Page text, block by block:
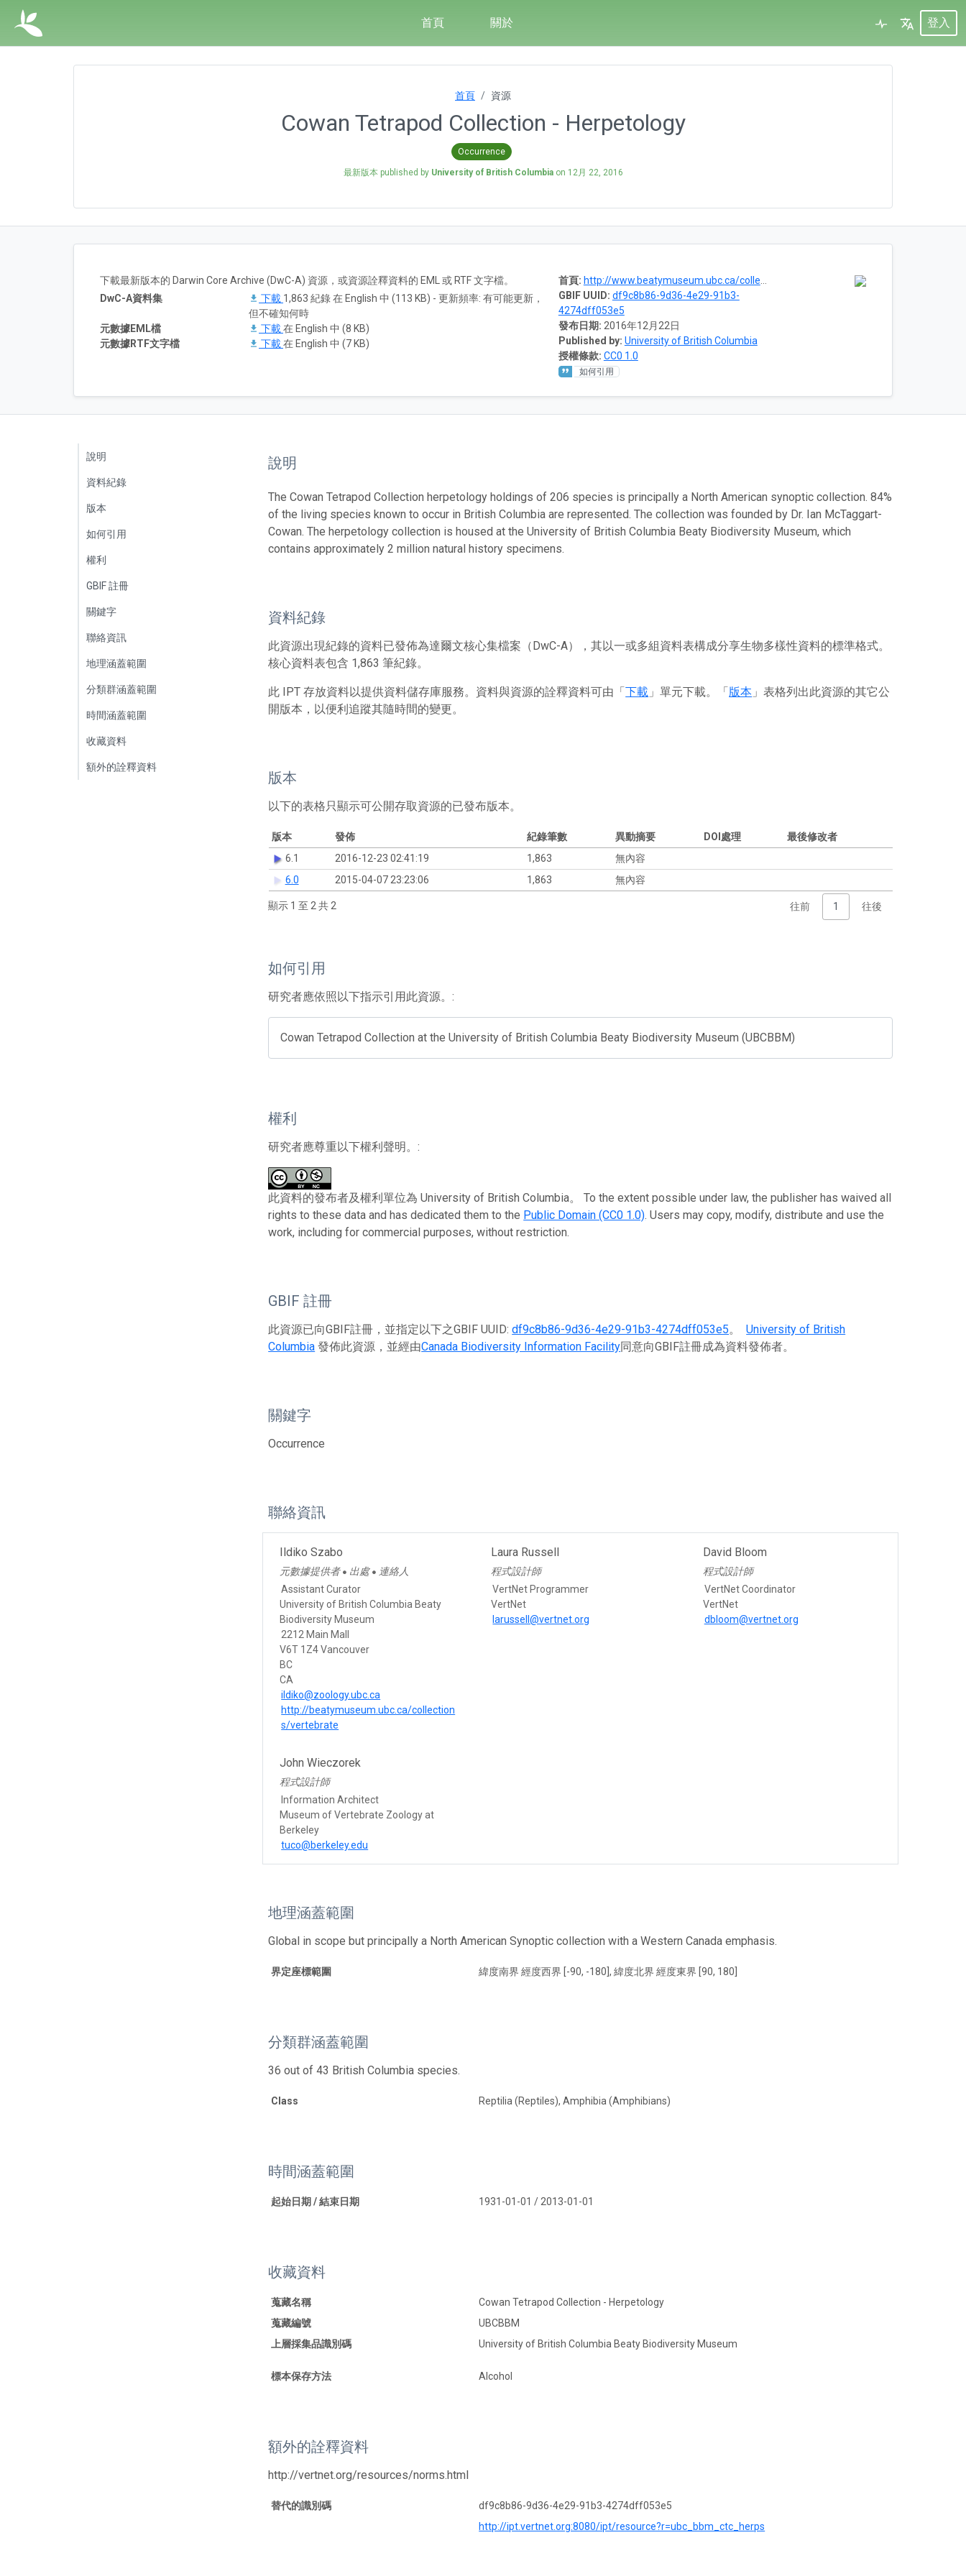
首頁 關於 登入
首頁 資源
Cowan Tetrapod Collection - Herpetology
Occurrence
最新版本 published by University of British Columbiaon 12月 22, 2016
首頁: http://www.beatymuseum.ubc.ca/collections/vertebrate
GBIF UUID: df9c8b86-9d36-4e29-91b3-
4274dff053e5
發布日期: 2016年12月22日
Published by: University of British Columbia
授權條款: CC0 1.0
如何引用
下載最新版本的 Darwin Core Archive (DwC-A) 資源，或資源詮釋資料的 EML 或 RTF 文字檔。
DwC-A資料集
下載 1,863 紀錄 在 English 中 (113 KB) - 更新頻率: 有可能更新，
但不確知何時
元數據EML檔
下載在 English 中 (8 KB)
元數據RTF文字檔
下載在 English 中 (7 KB)
說明
資料紀錄
版本
如何引用
權利
GBIF 註冊
關鍵字
聯絡資訊
地理涵蓋範圍
分類群涵蓋範圍
時間涵蓋範圍
收藏資料
額外的詮釋資料
說明
The Cowan Tetrapod Collection herpetology holdings of 206 species is principally a North American synoptic collection. 84%
of the living species known to occur in British Columbia are represented. The collection was founded by Dr. Ian McTaggart-
Cowan. The herpetology collection is housed at the University of British Columbia Beaty Biodiversity Museum, which
contains approximately 2 million natural history specimens.
資料紀錄
此資源出現紀錄的資料已發佈為達爾文核心集檔案（DwC-A），其以一或多組資料表構成分享生物多樣性資料的標準格式。
核心資料表包含 1,863 筆紀錄。
此 IPT 存放資料以提供資料儲存庫服務。資料與資源的詮釋資料可由「下載 」單元下載。「版本 」表格列出此資源的其它公
開版本，以便利追蹤其隨時間的變更。
版本
以下的表格只顯示可公開存取資源的已發布版本。
版本 發佈 紀錄筆數 異動摘要 DOI處理
最後修改者
6.1
2016-12-23 02:41:19 1,863
無內容
6.0
2015-04-07 23:23:06 1,863 無內容
顯示 1 至 2 共 2 往前 1 往後
如何引用
研究者應依照以下指示引用此資源。:
Cowan Tetrapod Collection at the University of British Columbia Beaty Biodiversity Museum (UBCBBM)
權利
研究者應尊重以下權利聲明。:
此資料的發布者及權利單位為 University of British Columbia。 To the extent possible under law, the publisher has waived all
rights to these data and has dedicated them to the Public Domain (CC0 1.0). Users may copy, modify, distribute and use the
work, including for commercial purposes, without restriction.
GBIF 註冊
此資源已向GBIF註冊，並指定以下之GBIF UUID:df9c8b86-9d36-4e29-91b3-4274dff053e5。University of British
Columbia 發佈此資源，並經由Canada Biodiversity Information Facility同意向GBIF註冊成為資料發佈者。
關鍵字
Occurrence
聯絡資訊
Ildiko Szabo
元數據提供者 ● 出處 ● 連絡人
Assistant Curator
University of British Columbia Beaty
Biodiversity Museum
2212 Main Mall
V6T 1Z4 Vancouver
BC
CA
ildiko@zoology.ubc.ca
http://beatymuseum.ubc.ca/collection
s/vertebrate
Laura Russell
程式設計師
VertNet Programmer
VertNet
larussell@vertnet.org
David Bloom
程式設計師
VertNet Coordinator
VertNet
dbloom@vertnet.org
John Wieczorek
程式設計師
Information Architect
Museum of Vertebrate Zoology at
Berkeley
tuco@berkeley.edu
地理涵蓋範圍
Global in scope but principally a North American Synoptic collection with a Western Canada emphasis.
界定座標範圍 緯度南界 經度西界 [-90, -180], 緯度北界 經度東界 [90, 180]
分類群涵蓋範圍
36 out of 43 British Columbia species.
Class Reptilia (Reptiles), Amphibia (Amphibians)
時間涵蓋範圍
起始日期 / 結束日期 1931-01-01 / 2013-01-01
收藏資料
蒐藏名稱
Cowan Tetrapod Collection - Herpetology
蒐藏編號
UBCBBM
上層採集品識別碼
University of British Columbia Beaty Biodiversity Museum
標本保存方法 Alcohol
額外的詮釋資料
http://vertnet.org/resources/norms.html
替代的識別碼
df9c8b86-9d36-4e29-91b3-4274dff053e5
http://ipt.vertnet.org:8080/ipt/resource?r=ubc_bbm_ctc_herps